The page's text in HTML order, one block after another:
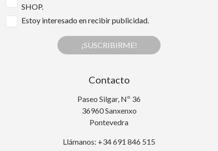
SHOP.
Estoy interesado en recibir publicidad.
¡SUSCRIBIRME!
Contacto
Paseo Silgar, Nº 36
36960 Sanxenxo
Pontevedra
Llámanos: +34 691 846 515